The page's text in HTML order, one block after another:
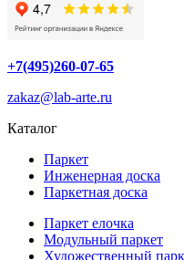
+7(495)260-07-65
zakaz@lab-arte.ru
Каталог
Паркет
Инженерная доска
Паркетная доска
Паркет елочка
Модульный паркет
Художественный